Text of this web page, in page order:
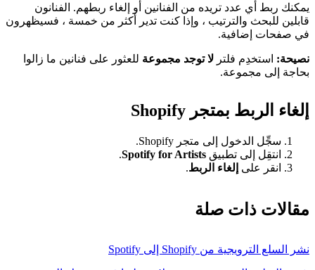
يمكنك ربط أي عدد تريده من الفنانين أو إلغاء ربطهم. الفنانون
قابلين للبحث والترتيب ، وإذا كنت تدير أكثر من خمسة ، فسيظهرون
في صفحات إضافية.
نصيحة: استخدِم فلتر لا توجد مجموعة للعثور على فنانين ما زالوا
بحاجة إلى مجموعة.
إلغاء الربط بمتجر Shopify
سجِّل الدخول إلى متجر Shopify.
انتقِل إلى تطبيق Spotify for Artists
.
انقر على إلغاء الربط.
مقالات ذات صلة
نشر السلع الترويجية من Shopify إلى Spotify